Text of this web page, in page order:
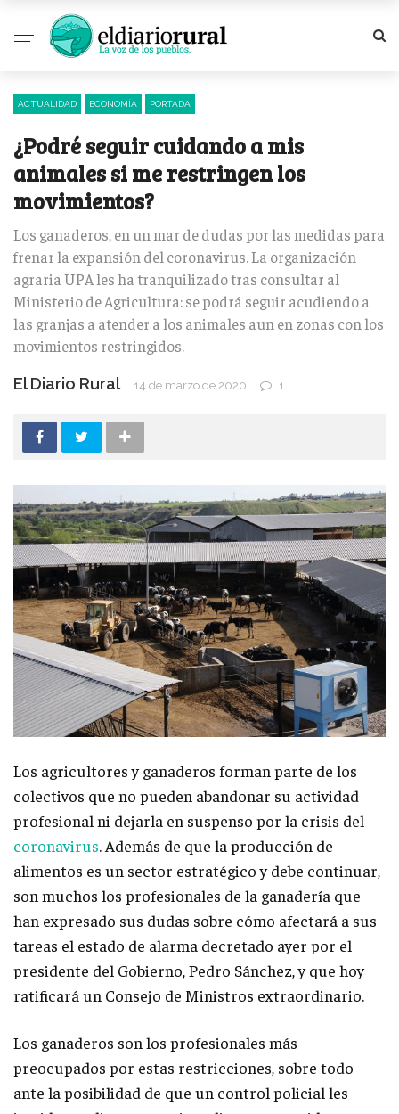
ACTUALIDAD ECONOMÍA PORTADA
¿Podré seguir cuidando a mis
animales si me restringen los
movimientos?
Los ganaderos, en un mar de dudas por las medidas para
frenar la expansión del coronavirus. La organización
agraria UPA les ha tranquilizado tras consultar al
Ministerio de Agricultura: se podrá seguir acudiendo a
las granjas a atender a los animales aun en zonas con los
movimientos restringidos.
El Diario Rural 14 de marzo de 2020 1
Los agricultores y ganaderos forman parte de los
colectivos que no pueden abandonar su actividad
profesional ni dejarla en suspenso por la crisis del
coronavirus. Además de que la producción de
alimentos es un sector estratégico y debe continuar,
son muchos los profesionales de la ganadería que
han expresado sus dudas sobre cómo afectará a sus
tareas el estado de alarma decretado ayer por el
presidente del Gobierno, Pedro Sánchez, y que hoy
ratificará un Consejo de Ministros extraordinario.
Los ganaderos son los profesionales más
preocupados por estas restricciones, sobre todo
ante la posibilidad de que un control policial les